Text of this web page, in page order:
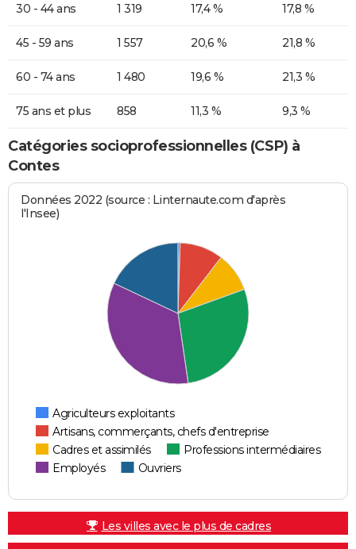
30 - 44 ans 1 319 17,4 % 17,8 %
45 - 59 ans 1 557 20,6 % 21,8 %
60 - 74 ans 1 480 19,6 % 21,3 %
75 ans et plus 858 11,3 % 9,3 %
Catégories socioprofessionnelles (CSP) à
Contes
Données 2022 (source : Linternaute.com d'après
l'Insee)
Agriculteurs exploitants
Artisans, commerçants, chefs d'entreprise
Cadres et assimilés
Professions intermédiaires
Employés
Ouvriers
Les villes avec le plus de cadres